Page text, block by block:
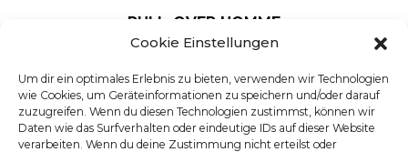
Cookie Einstellungen
Um dir ein optimales Erlebnis zu bieten, verwenden wir Technologien
wie Cookies, um Geräteinformationen zu speichern und/oder darauf
zuzugreifen. Wenn du diesen Technologien zustimmst, können wir
Daten wie das Surfverhalten oder eindeutige IDs auf dieser Website
verarbeiten. Wenn du deine Zustimmung nicht erteilst oder
PULL-OVER HOMME
UGS : 6040.5050